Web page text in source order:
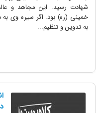
شهادت رسید. این مجاهد و عالم
خمینی (ره) بود. اگر سیره وی به
به تدوین و تنظیم...